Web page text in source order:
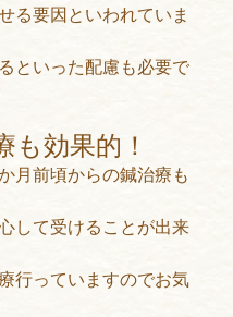
る要因といわれていま
といった配慮も必要で
も効果的！
月前頃からの鍼治療も
して受けることが出来
行っていますのでお気